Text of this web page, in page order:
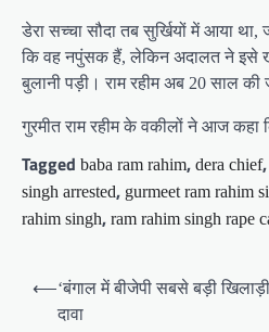
डेरा सच्चा सौदा तब सुर्खियों में आया
कि वह नपुंसक हैं, लेकिन अदालत ने इसे
बुलानी पड़ी। राम रहीम अब 20 साल
गुरमीत राम रहीम के वकीलों ने आज कहा
Tagged baba ram rahim, dera chief,
singh arrested, gurmeet ram rahim
rahim singh, ram rahim singh rape
Post
navigation
⟵‘बंगाल में बीजेपी सबसे बड़ी
दावा